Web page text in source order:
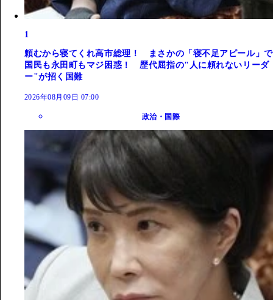
1
頼むから寝てくれ高市総理！ まさかの「寝不足アピール」で
国民も永田町もマジ困惑！ 歴代屈指の"人に頼れないリーダ
ー"が招く国難
2026年08月09日 07:00
政治・国際